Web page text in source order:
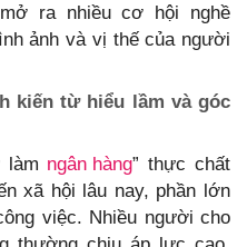
ra nhiều cơ hội nghề
ảnh và vị thế của người
kiến từ hiểu lầm và góc
làm ngân hàng” thực chất
xã hội lâu nay, phần lớn
việc. Nhiều người cho